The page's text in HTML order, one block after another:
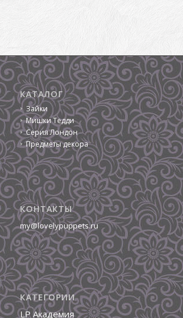
КАТАЛОГ
Зайки
Мишки Тедди
Серия Лондон
Предметы декора
КОНТАКТЫ
my@lovelypuppets.ru
КАТЕГОРИИ
LP Академия